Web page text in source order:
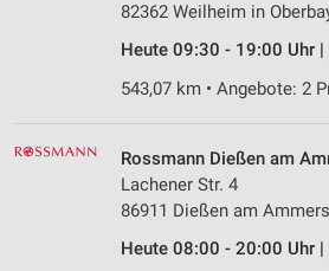
82362 Weilheim in
Heute 09:30 - 19:00 Uhr |
543,07 km • Angebote: 2
Rossmann Dießen am
Lachener Str. 4
86911 Dießen am
Heute 08:00 - 20:00 Uhr |